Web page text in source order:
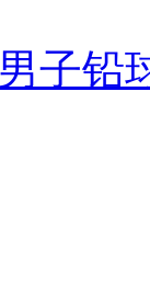
子铅